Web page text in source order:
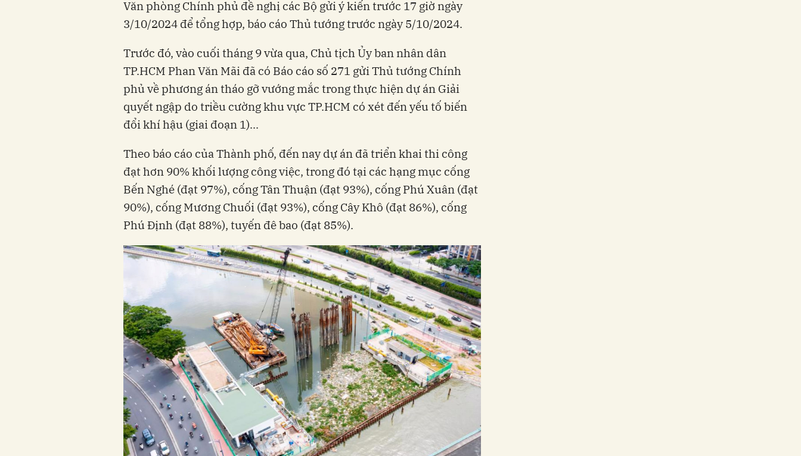
Văn phòng Chính phủ đề nghị các Bộ gửi ý kiến trước 17 giờ ngày
3/10/2024 để tổng hợp, báo cáo Thủ tướng trước ngày 5/10/2024.
Trước đó, vào cuối tháng 9 vừa qua, Chủ tịch Ủy ban nhân dân
TP.HCM Phan Văn Mãi đã có Báo cáo số 271 gửi Thủ tướng Chính
phủ về phương án tháo gỡ vướng mắc trong thực hiện dự án Giải
quyết ngập do triều cường khu vực TP.HCM có xét đến yếu tố biến
đổi khí hậu (giai đoạn 1)...
Theo báo cáo của Thành phố, đến nay dự án đã triển khai thi công
đạt hơn 90% khối lượng công việc, trong đó tại các hạng mục cống
Bến Nghé (đạt 97%), cống Tân Thuận (đạt 93%), cống Phú Xuân (đạt
90%), cống Mương Chuối (đạt 93%), cống Cây Khô (đạt 86%), cống
Phú Định (đạt 88%), tuyến đê bao (đạt 85%).